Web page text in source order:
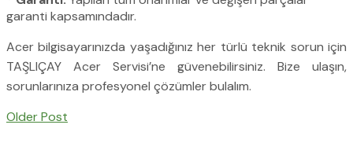
garanti kapsamındadır.
Acer bilgisayarınızda yaşadığınız her türlü teknik sorun için
TAŞLIÇAY Acer Servisi’ne güvenebilirsiniz. Bize ulaşın,
sorunlarınıza profesyonel çözümler bulalım.
Older Post